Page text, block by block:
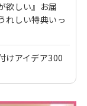
欲しい』お届
れしい特典いっ
けアイデア300